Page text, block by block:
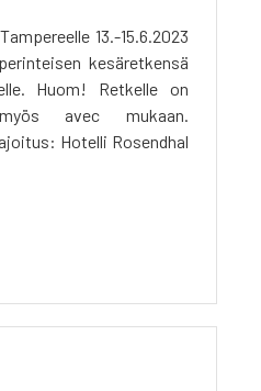
13.-15.6.2023
kesäretkensä
Huom! Retkelle on
avec mukaan.
Hotelli Rosendhal